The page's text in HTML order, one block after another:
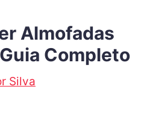
Almofadas
Completo
Silva